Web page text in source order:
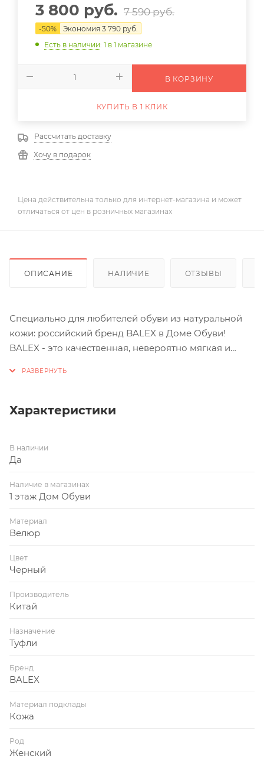
3 800 руб. 7 590 руб.
-50% Экономия 3 790 руб.
Есть в наличии: 1 в 1 магазине
В КОРЗИНУ
КУПИТЬ В 1 КЛИК
Рассчитать доставку
Хочу в подарок
Цена действительна только для интернет-магазина и может
отличаться от цен в розничных магазинах
ОПИСАНИЕ НАЛИЧИЕ ОТЗЫВЫ
Специально для любителей обуви из натуральной
кожи: российский бренд BALEX в Доме Обуви!
BALEX - это качественная, невероятно мягкая и
Характеристики
В наличии
Да
Наличие в магазинах
1 этаж Дом Обуви
Материал
Велюр
Цвет
Черный
Производитель
Китай
Назначение
Туфли
Бренд
BALEX
Материал подклады
Кожа
Род
Женский